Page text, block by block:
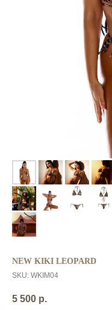
NEW KIKI LEOPARD
SKU: WKIM04
5 500 р.